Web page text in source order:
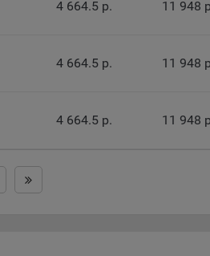
сервис веб-аналитики,
Льва Толстого, д. 16, 119021.
веб-аналитики,
Google Data Protection Office, 1600
веб-аналитики, которая позволяет
предоставляемых myfin.by.
4 664.5 р. 11 948
4 664.5 р. 11 948
4 664.5 р. 11 948